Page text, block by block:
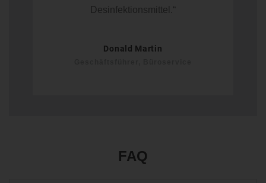
Desinfektionsmittel.“
Donald Martin
FAQ